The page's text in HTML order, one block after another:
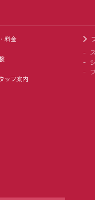
料金
ッフ案内